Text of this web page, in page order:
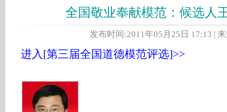
全国敬业奉献模范：候选人
发布时间:2011年05月25日 17:13 |
进入[第三届全国道德模范评选]>>